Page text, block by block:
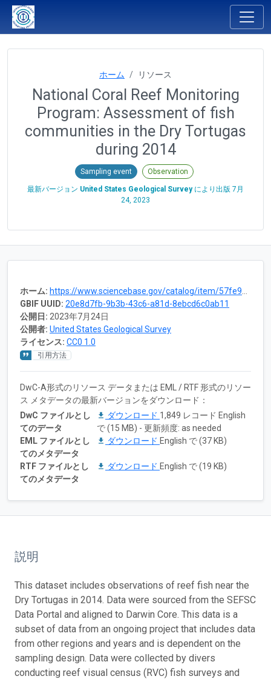
ホーム リソース
National Coral Reef Monitoring
Program: Assessment of fish
communities in the Dry Tortugas
during 2014
Sampling event Observation
最新バージョン United States Geological Surveyにより出版 7月
24, 2023
ホーム: https://www.sciencebase.gov/catalog/item/57fe9810e4b0824b2d14dd24
GBIF UUID: 20e8d7fb-9b3b-43c6-a81d-8ebcd6c0ab11
公開日: 2023年7月24日
公開者: United States Geological Survey
ライセンス: CC0 1.0
引用方法
DwC-A形式のリソース データまたは EML / RTF 形式のリソー
ス メタデータの最新バージョンをダウンロード：
DwC ファイルとし
てのデータ
ダウンロード 1,849 レコード English
で (15 MB) - 更新頻度: as needed
EML ファイルとし
てのメタデータ
ダウンロード English で (37 KB)
RTF ファイルとし
てのメタデータ
ダウンロード English で (19 KB)
説明
This dataset includes observations of reef fish near the
Dry Tortugas in 2014. Data were sourced from the SEFSC
Data Portal and aligned to Darwin Core. This data is a
subset of data from an ongoing project that includes data
from other regions and years and is dependent on the
sampling design. Data were collected by divers
conducting reef visual census (RVC) fish surveys and